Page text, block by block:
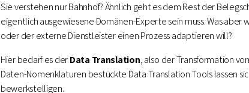
Sie verstehen nur Bahnhof? Ähnlich geht es dem Rest der
eigentlich ausgewiesene Domänen-Experte sein muss. Was
oder der externe Dienstleister einen Prozess adaptieren will?
Hier bedarf es derData Translation, also der Transformation
Daten-Nomenklaturen bestückte Data Translation Tools lassen
bewerkstelligen.